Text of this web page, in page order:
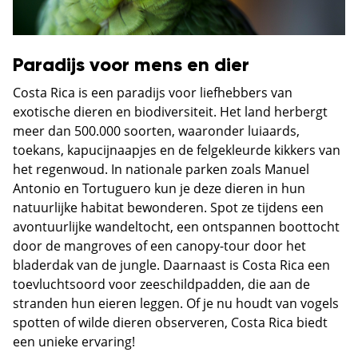
Paradijs voor mens en dier
Costa Rica is een paradijs voor liefhebbers van
exotische dieren en biodiversiteit. Het land herbergt
meer dan 500.000 soorten, waaronder luiaards,
toekans, kapucijnaapjes en de felgekleurde kikkers van
het regenwoud. In nationale parken zoals Manuel
Antonio en Tortuguero kun je deze dieren in hun
natuurlijke habitat bewonderen. Spot ze tijdens een
avontuurlijke wandeltocht, een ontspannen boottocht
door de mangroves of een canopy-tour door het
bladerdak van de jungle. Daarnaast is Costa Rica een
toevluchtsoord voor zeeschildpadden, die aan de
stranden hun eieren leggen. Of je nu houdt van vogels
spotten of wilde dieren observeren, Costa Rica biedt
een unieke ervaring!